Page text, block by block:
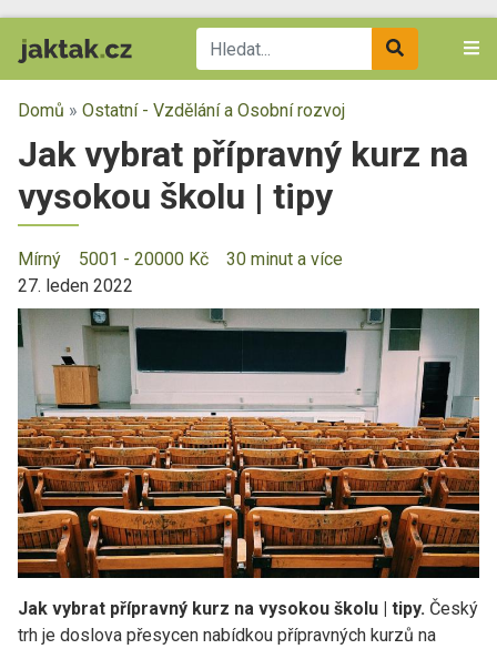
Domů » Ostatní - Vzdělání a Osobní rozvoj
Jak vybrat přípravný kurz na
vysokou školu | tipy
Mírný 5001 - 20000 Kč
30 minut a více
27. leden 2022
Jak vybrat přípravný kurz na vysokou školu | tipy. Český
trh je doslova přesycen nabídkou přípravných kurzů na